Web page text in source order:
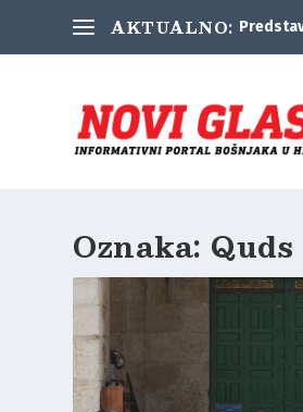
AKTUALNO:
Oznaka: Quds